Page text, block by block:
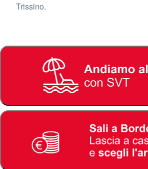
Trissino.